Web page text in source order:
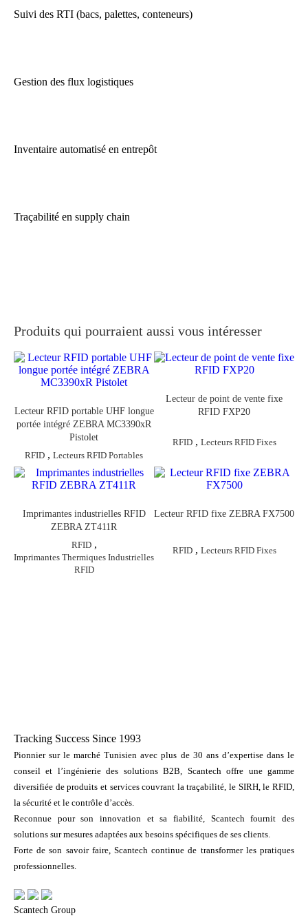
Suivi des RTI (bacs, palettes, conteneurs)
Gestion des flux logistiques
Inventaire automatisé en entrepôt
Traçabilité en supply chain
Produits qui pourraient aussi vous intéresser
Lecteur RFID portable UHF longue
portée intégré ZEBRA MC3390xR
Pistolet
RFID , Lecteurs RFID Portables
Lecteur de point de vente fixe
RFID FXP20
RFID, Lecteurs RFID Fixes
Imprimantes industrielles RFID
ZEBRA ZT411R
RFID,
Imprimantes Thermiques Industrielles
RFID
Lecteur RFID fixe ZEBRA FX7500
RFID, Lecteurs RFID Fixes
Tracking Success Since 1993
Pionnier sur le marché Tunisien avec plus de 30 ans d’expertise dans le
conseil et l’ingénierie des solutions B2B, Scantech offre une gamme
diversifiée de produits et services couvrant la traçabilité, le SIRH, le RFID,
la sécurité et le contrôle d’accès.
Reconnue pour son innovation et sa fiabilité, Scantech fournit des
solutions sur mesures adaptées aux besoins spécifiques de ses clients.
Forte de son savoir faire, Scantech continue de transformer les pratiques
professionnelles.
Scantech Group